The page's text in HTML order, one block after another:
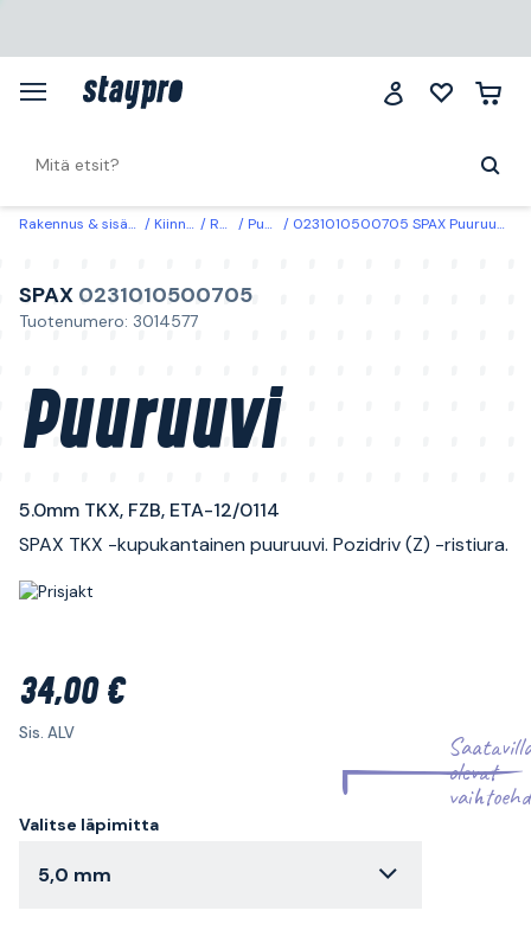
Rakennus & sisätilat Kiinnitys Ruuvit Puuruuvit 0231010500705 SPAX Puuruuvi 5.0mm TKX, FZB, ETA-12/0114 5,0 mm
SPAX 0231010500705
Tuotenumero: 3014577
Puuruuvi
5.0mm TKX, FZB, ETA-12/0114
SPAX TKX -kupukantainen puuruuvi. Pozidriv (Z) -ristiura.
34,00 €
Sis. ALV
olevat
Valitse läpimitta
5,0 mm